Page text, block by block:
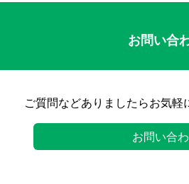
お問い合
ご質問などありましたらお気
お問い合